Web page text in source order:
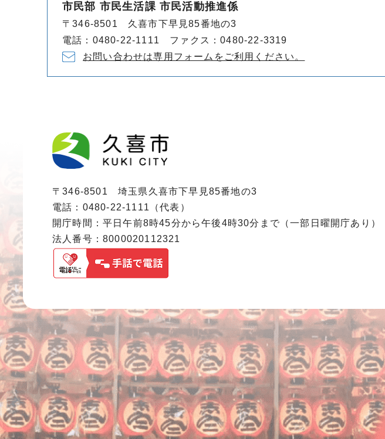
市民部 市民生活課 市民活動推進係
〒346-8501 久喜市下早見85番地の3
電話：0480-22-1111 ファクス：0480-22-3319
お問い合わせは専用フォームをご利用ください。
〒346-8501 埼玉県久喜市下早見85番地の3
電話：0480-22-1111（代表）
開庁時間：平日午前8時45分から午後4時30分まで（一部日曜開庁あり）
法人番号：8000020112321